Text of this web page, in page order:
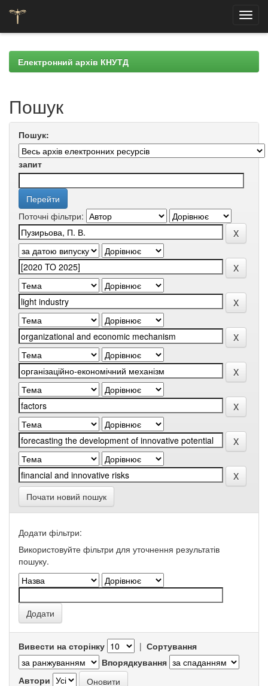
navigationЕлектронний архів КНУТД
Пошук
Пошук:
запит
Поточні фільтри:
Почати новий пошук
Додати фільтри:
Використовуйте фільтри для уточнення результатів
пошуку.
Вивести на сторінку | Сортування
Впорядкування
Автори